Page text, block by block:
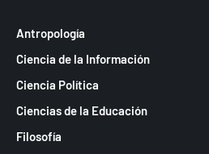
Antropología
Ciencia de la Información
Ciencia Política
Ciencias de la Educación
Filosofía